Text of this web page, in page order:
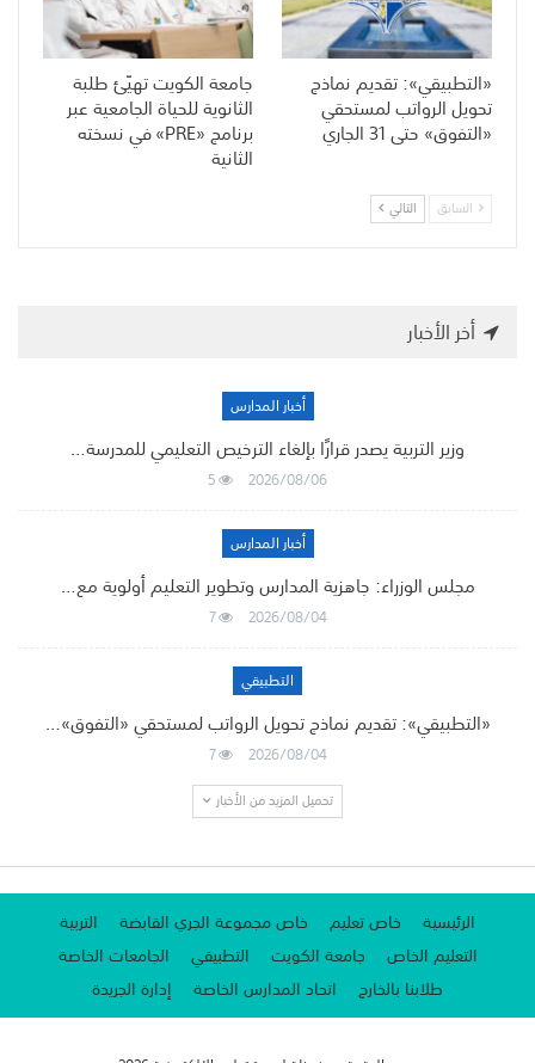
«التطبيقي»: تقديم نماذج
تحويل الرواتب لمستحقي
«التفوق» حتى 31 الجاري
جامعة الكويت تهيّئ طلبة
الثانوية للحياة الجامعية عبر
برنامج «PRE» في نسخته
الثانية
السابق التالي
أخر الأخبار
أخبار المدارس
وزير التربية يصدر قرارًا بإلغاء الترخيص التعليمي للمدرسة…
2026/08/06
5
أخبار المدارس
مجلس الوزراء: جاهزية المدارس وتطوير التعليم أولوية مع…
2026/08/04
7
التطبيقي
«التطبيقي»: تقديم نماذج تحويل الرواتب لمستحقي «التفوق»…
2026/08/04
7
تحميل المزيد من الأخبار
الرئيسية خاص تعليم خاص مجموعة الجري القابضة
التربية
التعليم الخاص
جامعة الكويت التطبيقي
الجامعات الخاصة
طلابنا بالخارج
اتحاد المدارس الخاصة إدارة الجريدة